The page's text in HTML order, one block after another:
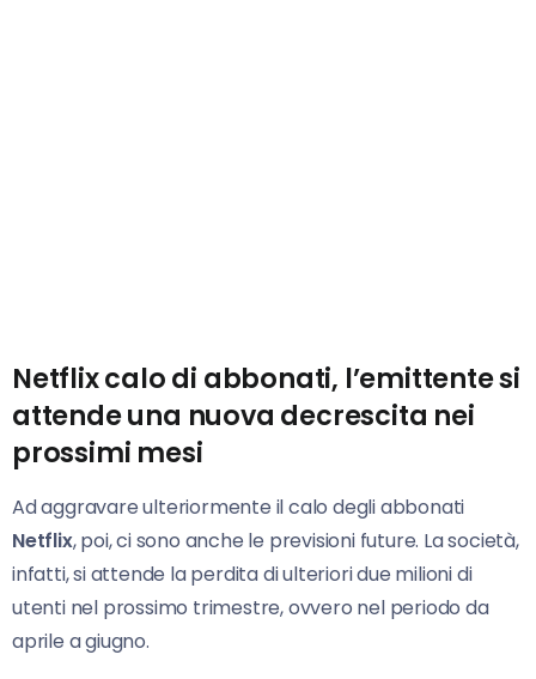
Netflix calo di abbonati, l’emittente si
attende una nuova decrescita nei
prossimi mesi
Ad aggravare ulteriormente il calo degli abbonati
Netflix, poi, ci sono anche le previsioni future. La società,
infatti, si attende la perdita di ulteriori due milioni di
utenti nel prossimo trimestre, ovvero nel periodo da
aprile a giugno.